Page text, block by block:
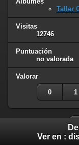
Taller
Visitas
12746
Puntuación
no valorada
Valorar
0 1
Ver en :